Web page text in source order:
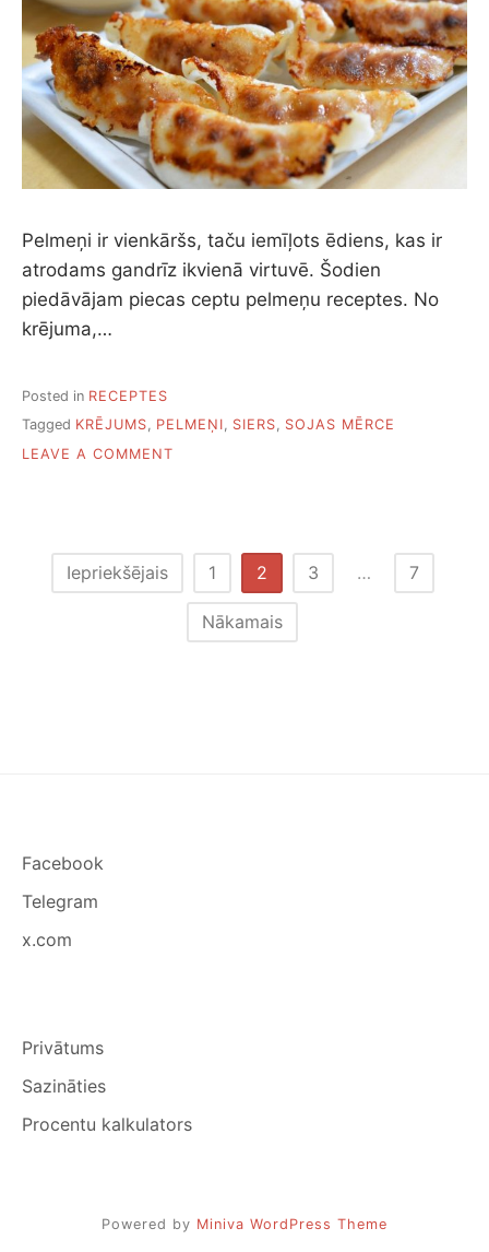
Pelmeņi ir vienkāršs, taču iemīļots ēdiens, kas ir
atrodams gandrīz ikvienā virtuvē. Šodien
piedāvājam piecas ceptu pelmeņu receptes. No
krējuma,…
Posted in RECEPTES
Tagged KRĒJUMS, PELMEŅI, SIERS, SOJAS MĒRCE
LEAVE A COMMENT
PELMEŅUS
ZiņuIepriekšējais 1 2 3 … 7
Nākamais
Facebook
Telegram
x.com
Privātums
Sazināties
Procentu kalkulators
Powered by Miniva WordPress Theme